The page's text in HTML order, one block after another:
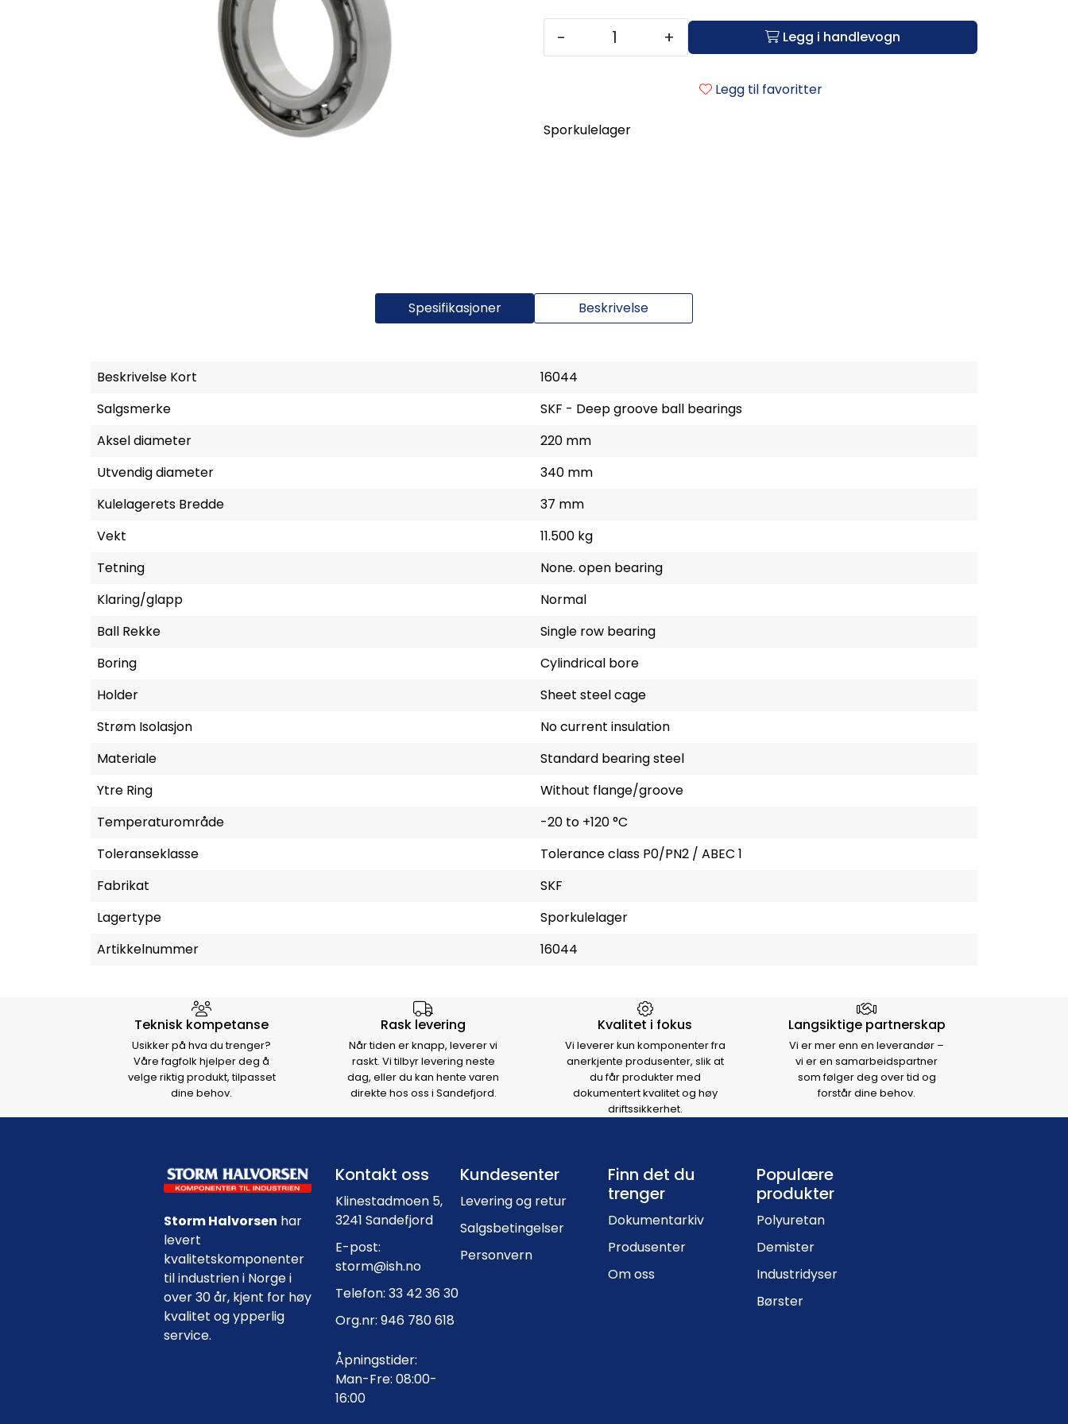
- + Legg i handlevogn
Legg til favoritter
Sporkulelager
Spesifikasjoner Beskrivelse
Beskrivelse Kort
16044
Salgsmerke
SKF - Deep groove ball bearings
Aksel diameter
220 mm
Utvendig diameter
340 mm
Kulelagerets Bredde
37 mm
Vekt
11.500 kg
Tetning
None. open bearing
Klaring/glapp
Normal
Ball Rekke
Single row bearing
Boring
Cylindrical bore
Holder
Sheet steel cage
Strøm Isolasjon
No current insulation
Materiale
Standard bearing steel
Ytre Ring
Without flange/groove
Temperaturområde
-20 to +120 °C
Toleranseklasse
Tolerance class P0/PN2 / ABEC 1
Fabrikat
SKF
Lagertype
Sporkulelager
Artikkelnummer
16044
Hvorfor velge Storm Halvorsen
Teknisk kompetanse
Usikker på hva du trenger?
Våre fagfolk hjelper deg å
velge riktig produkt, tilpasset
dine behov.
Rask levering
Når tiden er knapp, leverer vi
raskt. Vi tilbyr levering neste
dag, eller du kan hente varen
direkte hos oss i Sandefjord.
Kvalitet i fokus
Vi leverer kun komponenter fra
anerkjente produsenter, slik at
du får produkter med
dokumentert kvalitet og høy
driftssikkerhet.
Langsiktige partnerskap
Vi er mer enn en leverandør –
vi er en samarbeidspartner
som følger deg over tid og
forstår dine behov.
Footer navigation
Storm Halvorsen har
levert
kvalitetskomponenter
til industrien i Norge i
over 30 år, kjent for høy
kvalitet og ypperlig
service.
Kontakt oss
Klinestadmoen 5,
3241 Sandefjord
E-post:
storm@ish.no
Telefon: 33 42 36 30
Org.nr: 946 780 618
Åpningstider:
Man-Fre: 08:00-
16:00
Kundesenter
Levering og retur
Salgsbetingelser
Personvern
Finn det du
trenger
Dokumentarkiv
Produsenter
Om oss
Populære
produkter
Polyuretan
Demister
Industridyser
Børster